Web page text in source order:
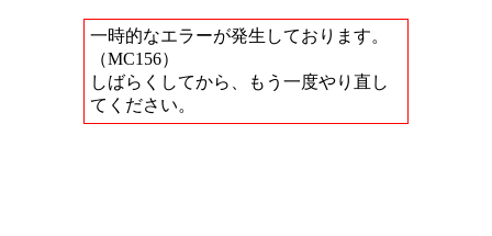
一時的なエラーが発生しております。
（MC156）
しばらくしてから、もう一度やり直し
てください。